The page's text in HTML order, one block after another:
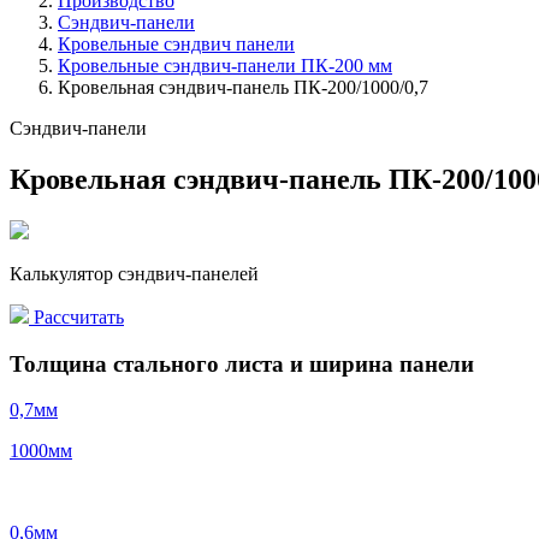
Сэндвич-панели
Кровельные сэндвич панели
Кровельные сэндвич-панели ПК-200 мм
Кровельная сэндвич-панель ПК-200/1000/0,7
Сэндвич-панели
Кровельная сэндвич-панель ПК-200/
Калькулятор сэндвич-панелей
Рассчитать
Толщина стального листа и ширина панели
0,7мм
1000мм
0,6мм